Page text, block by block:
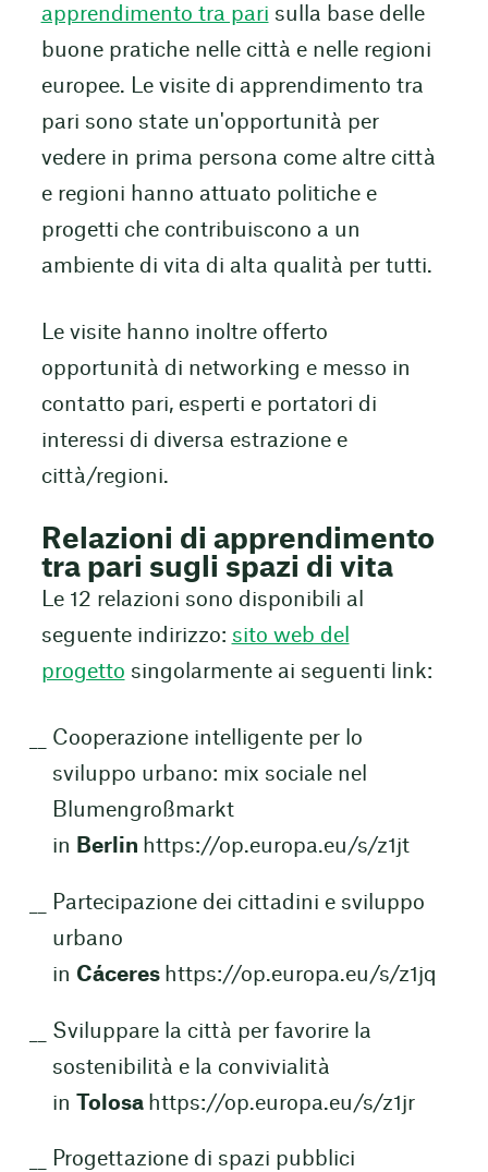
apprendimento tra pari sulla base delle
buone pratiche nelle città e nelle regioni
europee. Le visite di apprendimento tra
pari sono state un'opportunità per
vedere in prima persona come altre città
e regioni hanno attuato politiche e
progetti che contribuiscono a un
ambiente di vita di alta qualità per tutti.
Le visite hanno inoltre offerto
opportunità di networking e messo in
contatto pari, esperti e portatori di
interessi di diversa estrazione e
città/regioni.
Relazioni di apprendimento
tra pari sugli spazi di vita
Le 12 relazioni sono disponibili al
seguente indirizzo: sito web del
progetto singolarmente ai seguenti link:
Cooperazione intelligente per lo
sviluppo urbano: mix sociale nel
Blumengroßmarkt
in Berlin https://op.europa.eu/s/z1jt
Partecipazione dei cittadini e sviluppo
urbano
in Cáceres https://op.europa.eu/s/z1jq
Sviluppare la città per favorire la
sostenibilità e la convivialità
in
Tolosa https://op.europa.eu/s/z1jr
Progettazione di spazi pubblici